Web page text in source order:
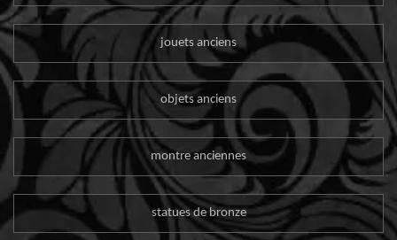
jouets anciens
objets anciens
montre anciennes
statues de bronze